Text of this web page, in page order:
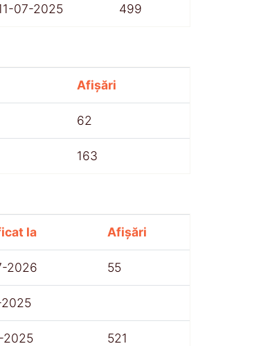
07-2025 499
Afișări
62
163
la Afișări
2026 55
2025
2025 521